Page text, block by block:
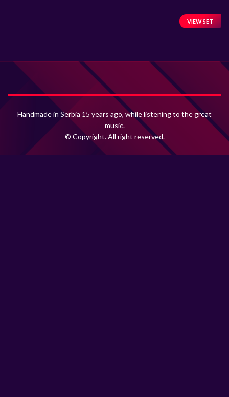
VIEW SET
Handmade in Serbia 15 years ago, while listening to the great
music.
© Copyright. All right reserved.